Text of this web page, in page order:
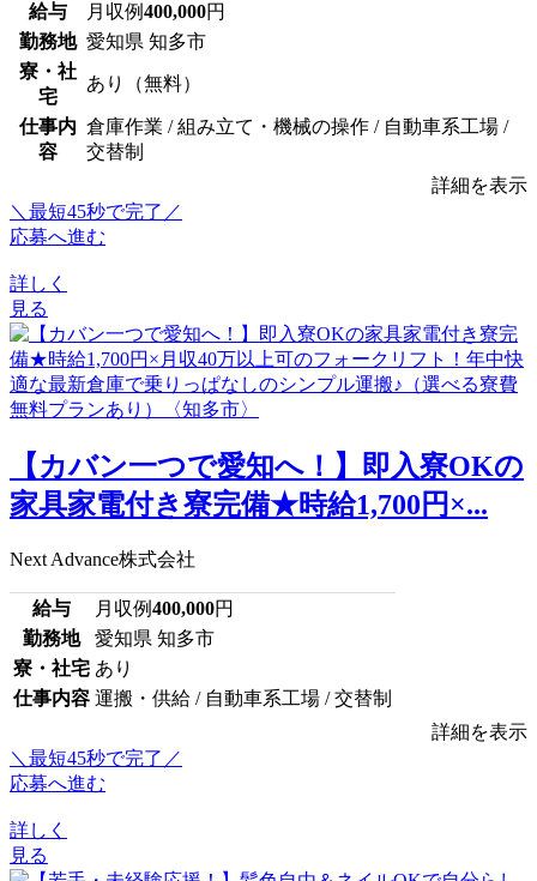
給与 月収例400,000円
勤務地 愛知県 知多市
寮・社
宅
あり（無料）
仕事内
容
倉庫作業 / 組み立て・機械の操作 / 自動車系工場 /
交替制
詳細を表示
＼最短45秒で完了／
応募へ進む
詳しく
見る
【カバン一つで愛知へ！】即入寮OKの
家具家電付き寮完備★時給1,700円×...
Next Advance株式会社
給与 月収例400,000円
勤務地
愛知県 知多市
寮・社宅 あり
仕事内容 運搬・供給 / 自動車系工場 / 交替制
詳細を表示
＼最短45秒で完了／
応募へ進む
詳しく
見る